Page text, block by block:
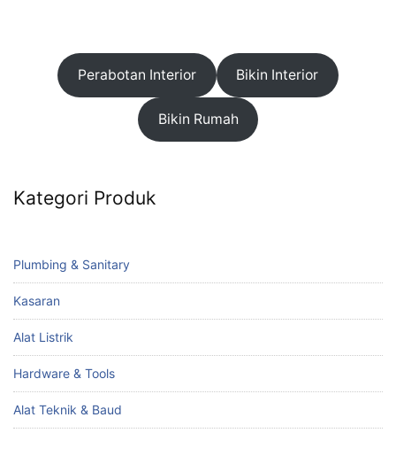
Perabotan Interior Bikin Interior
Bikin Rumah
Kategori Produk
Plumbing & Sanitary
Kasaran
Alat Listrik
Hardware & Tools
Alat Teknik & Baud